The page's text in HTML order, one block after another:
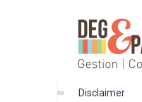
disclaimer